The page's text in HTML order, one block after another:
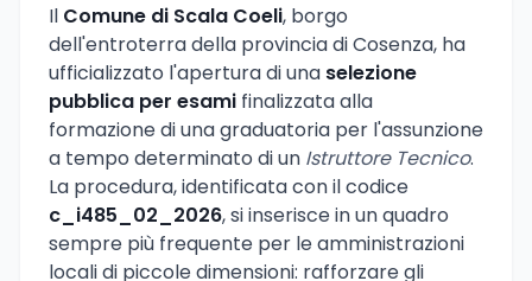
Il Comune di Scala Coeli, borgo
dell'entroterra della provincia di Cosenza, ha
ufficializzato l'apertura di una selezione
pubblica per esami finalizzata alla
formazione di una graduatoria per l'assunzione
a tempo determinato di un Istruttore Tecnico.
La procedura, identificata con il codice
c_i485_02_2026, si inserisce in un quadro
sempre più frequente per le amministrazioni
locali di piccole dimensioni: rafforzare gli